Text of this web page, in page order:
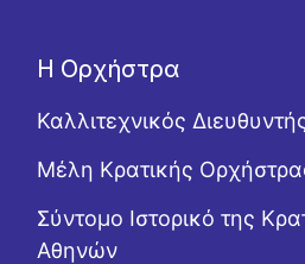
Η Ορχήστρα
Καλλιτεχνικός
Μέλη Κρατικής
Σύντομο Ιστορικό της
Αθηνών